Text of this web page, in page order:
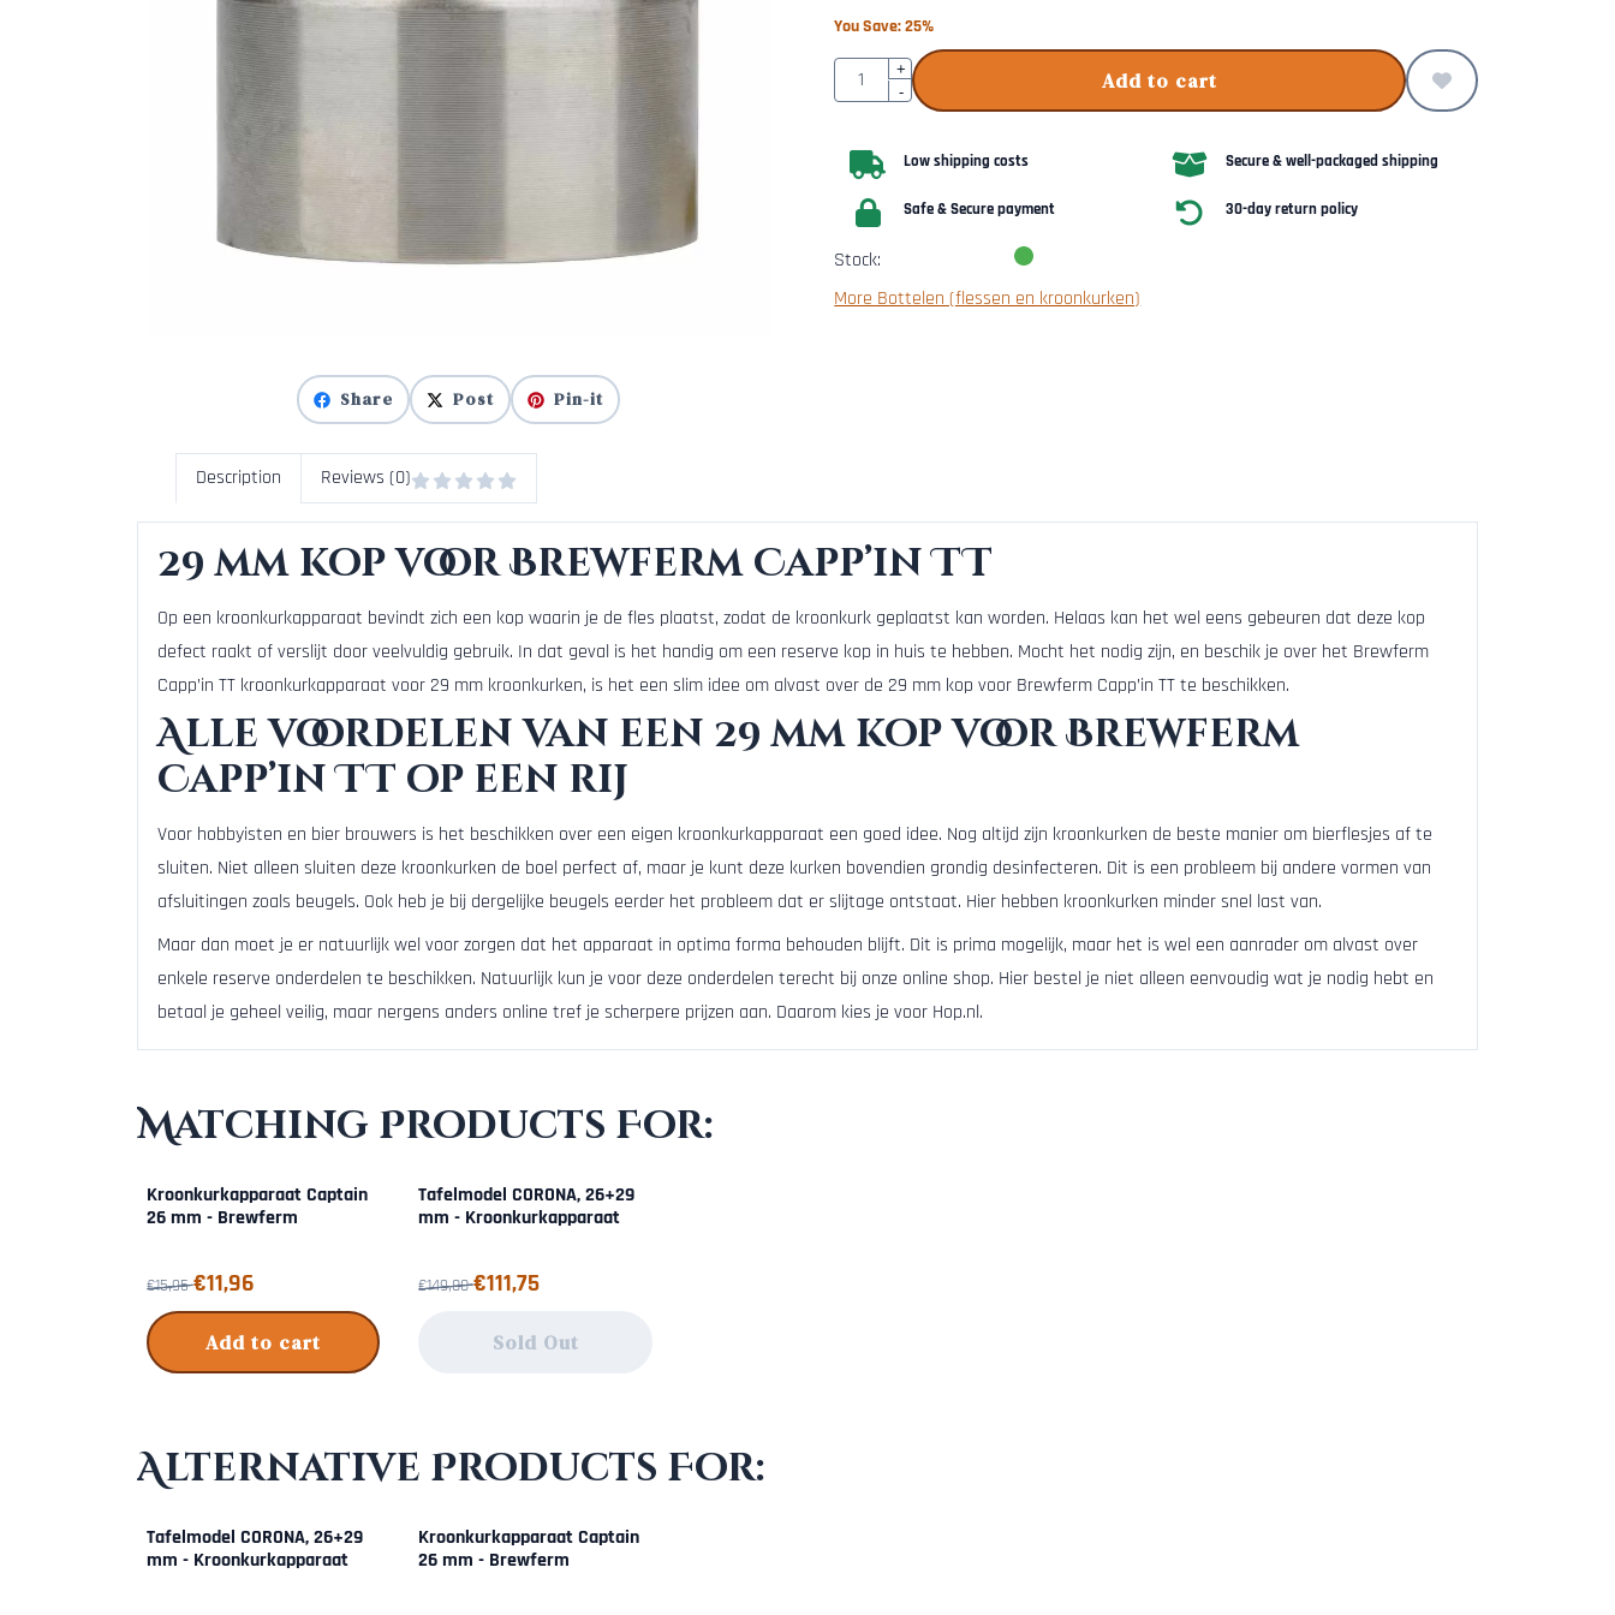
Share Post Pin-it
You Save:25%
Quantity+
-
Add to cart
Low shipping costs Secure & well-packaged shipping
Safe & Secure payment 30-day return policy
Stock:
More Bottelen (flessen en kroonkurken)
Description Reviews (0)
29 mm kop voor Brewferm Capp’in TT
Op een kroonkurkapparaat bevindt zich een kop waarin je de fles plaatst, zodat de kroonkurk geplaatst kan worden. Helaas kan het wel eens gebeuren dat deze kop
defect raakt of verslijt door veelvuldig gebruik. In dat geval is het handig om een reserve kop in huis te hebben. Mocht het nodig zijn, en beschik je over het Brewferm
Capp’in TT kroonkurkapparaat voor 29 mm kroonkurken, is het een slim idee om alvast over de 29 mm kop voor Brewferm Capp’in TT te beschikken.
Alle voordelen van een 29 mm kop voor Brewferm
Capp’in TT op een rij
Voor hobbyisten en bier brouwers is het beschikken over een eigen kroonkurkapparaat een goed idee. Nog altijd zijn kroonkurken de beste manier om bierflesjes af te
sluiten. Niet alleen sluiten deze kroonkurken de boel perfect af, maar je kunt deze kurken bovendien grondig desinfecteren. Dit is een probleem bij andere vormen van
afsluitingen zoals beugels. Ook heb je bij dergelijke beugels eerder het probleem dat er slijtage ontstaat. Hier hebben kroonkurken minder snel last van.
Maar dan moet je er natuurlijk wel voor zorgen dat het apparaat in optima forma behouden blijft. Dit is prima mogelijk, maar het is wel een aanrader om alvast over
enkele reserve onderdelen te beschikken. Natuurlijk kun je voor deze onderdelen terecht bij onze online shop. Hier bestel je niet alleen eenvoudig wat je nodig hebt en
betaal je geheel veilig, maar nergens anders online tref je scherpere prijzen aan. Daarom kies je voor Hop.nl.
Matching Products For:
Kroonkurkapparaat Captain
26 mm - Brewferm
From 15,95 for 11,96
€15,95€11,96
Add to cart
Tafelmodel CORONA, 26+29
mm - Kroonkurkapparaat
From 149,00 for 111,75
€149,00€111,75
Sold Out
Alternative Products For:
Tafelmodel CORONA, 26+29
mm - Kroonkurkapparaat
Kroonkurkapparaat Captain
26 mm - Brewferm